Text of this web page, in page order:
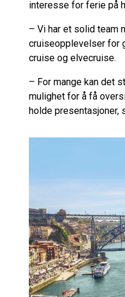
interesse for ferie på
– Vi har et solid team
cruiseopplevelser for
cruise og elvecruise.
– For mange kan det
mulighet for å få
holde presentasjoner,